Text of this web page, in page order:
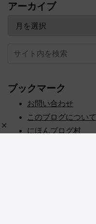
アーカイブ
ブックマーク
お問い合わせ
このブログについて
にほんブログ村